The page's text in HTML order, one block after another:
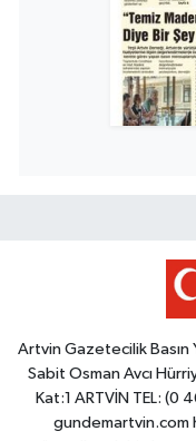
Artvin Gazetecilik Basın
Sabit Osman Avcı
Kat:1 ARTVİN TEL: (0
gundemartvin.com